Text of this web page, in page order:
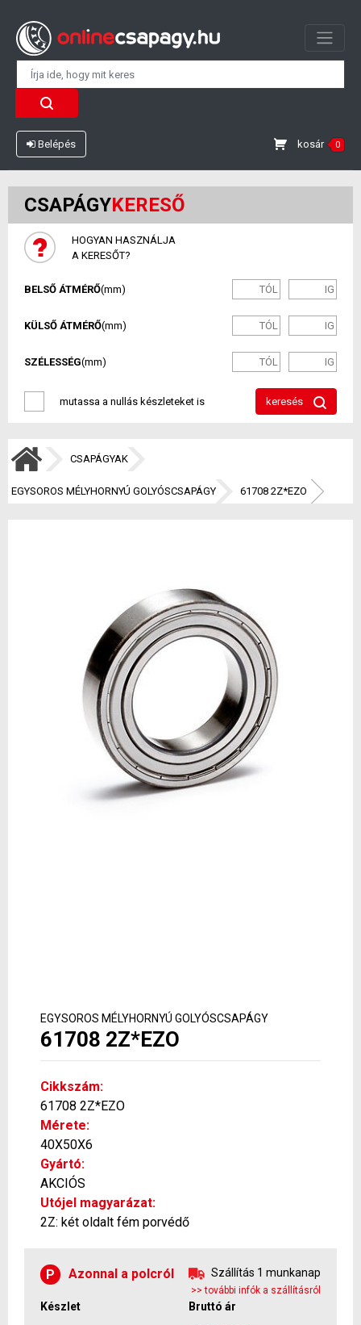
Belépés kosár 0
CSAPÁGYKERESŐ
HOGYAN HASZNÁLJA
A KERESŐT?
BELSŐ ÁTMÉRŐ(mm)
KÜLSŐ ÁTMÉRŐ(mm)
SZÉLESSÉG(mm)
mutassa a nullás készleteket is keresés
CSAPÁGYAK
EGYSOROS MÉLYHORNYÚ GOLYÓSCSAPÁGY 61708 2Z*EZO
EGYSOROS MÉLYHORNYÚ GOLYÓSCSAPÁGY
61708 2Z*EZO
Cikkszám:
61708 2Z*EZO
Mérete:
40X50X6
Gyártó:
AKCIÓS
Utójel magyarázat:
2Z: két oldalt fém porvédő
P Azonnal a polcról Szállítás 1 munkanap
>> további infók a szállításról
Készlet Bruttó ár